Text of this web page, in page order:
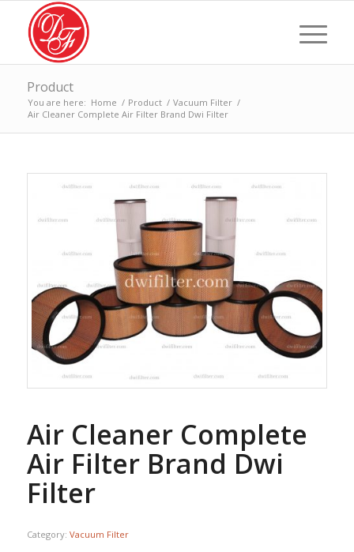
Product
You are here: Home / Product / Vacuum Filter /
Air Cleaner Complete Air Filter Brand Dwi Filter
Air Cleaner Complete
Air Filter Brand Dwi
Filter
Category: Vacuum Filter